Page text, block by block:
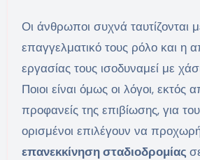
Οι άνθρωποι συχνά ταυτίζονται με τον
επαγγελματικό τους ρόλο και η
εργασίας τους ισοδυναμεί με
Ποιοι είναι όμως οι λόγοι, εκτός
προφανείς της επιβίωσης, για
ορισμένοι επιλέγουν να
επανεκκίνηση σταδιοδρομίας